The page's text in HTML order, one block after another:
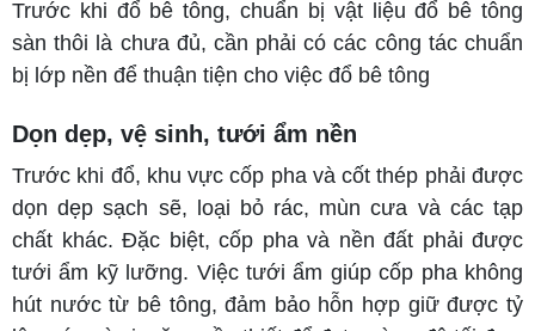
Trước khi đổ bê tông, chuẩn bị vật liệu đổ bê tông
sàn thôi là chưa đủ, cần phải có các công tác chuẩn
bị lớp nền để thuận tiện cho việc đổ bê tông
Dọn dẹp, vệ sinh, tưới ẩm nền
Trước khi đổ, khu vực cốp pha và cốt thép phải được
dọn dẹp sạch sẽ, loại bỏ rác, mùn cưa và các tạp
chất khác. Đặc biệt, cốp pha và nền đất phải được
tưới ẩm kỹ lưỡng. Việc tưới ẩm giúp cốp pha không
hút nước từ bê tông, đảm bảo hỗn hợp giữ được tỷ